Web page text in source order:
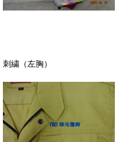
刺繍（左胸）